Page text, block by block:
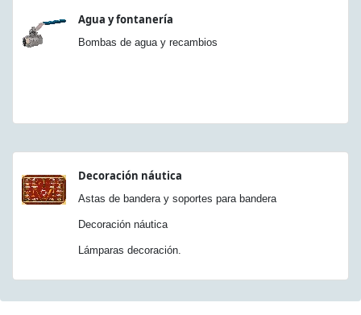
Agua y fontanería
Bombas de agua y recambios
Decoración náutica
Astas de bandera y soportes para bandera
Decoración náutica
Lámparas decoración.